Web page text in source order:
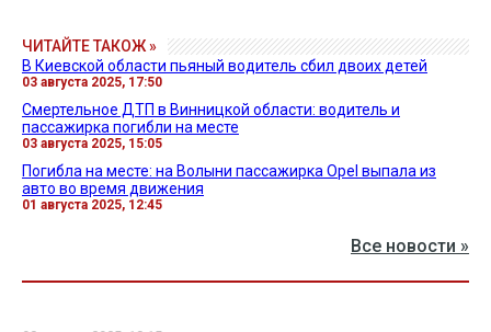
ЧИТАЙТЕ ТАКОЖ »
В Киевской области пьяный водитель сбил двоих детей
03 августа 2025, 17:50
Смертельное ДТП в Винницкой области: водитель и
пассажирка погибли на месте
03 августа 2025, 15:05
Погибла на месте: на Волыни пассажирка Opel выпала из
авто во время движения
01 августа 2025, 12:45
Все новости »